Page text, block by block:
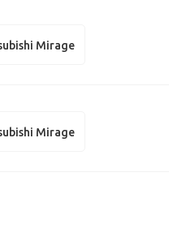
Mirage
Mirage